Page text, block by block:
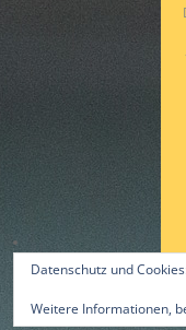
Datenschutz und
Weitere Informationen,